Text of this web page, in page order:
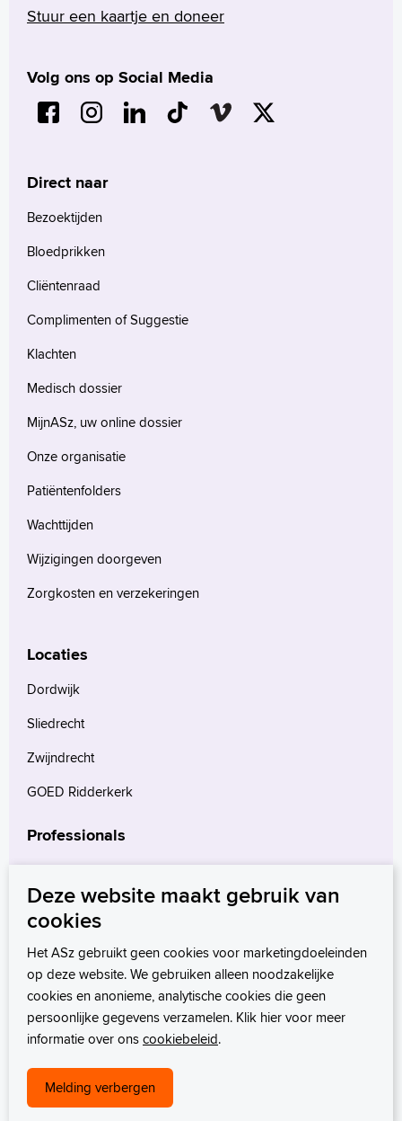
Stuur een kaartje en doneer
Volg ons op Social Media
Direct naar
Bezoektijden
Bloedprikken
Cliëntenraad
Complimenten of Suggestie
Klachten
Medisch dossier
MijnASz, uw online dossier
Onze organisatie
Patiëntenfolders
Wachttijden
Wijzigingen doorgeven
Zorgkosten en verzekeringen
Locaties
Dordwijk
Sliedrecht
Zwijndrecht
GOED Ridderkerk
Professionals
Verwijzers
Wetenschappelijk onderzoek
Deze website maakt gebruik van
cookies
Het ASz gebruikt geen cookies voor marketingdoeleinden
op deze website. We gebruiken alleen noodzakelijke
cookies en anonieme, analytische cookies die geen
persoonlijke gegevens verzamelen. Klik hier voor meer
informatie over onscookiebeleid.
Melding verbergen